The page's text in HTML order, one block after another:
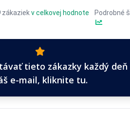
zákaziekv celkovej hodnote
Podrobné
tieto zákazky každý deň
e-mail, kliknite tu.